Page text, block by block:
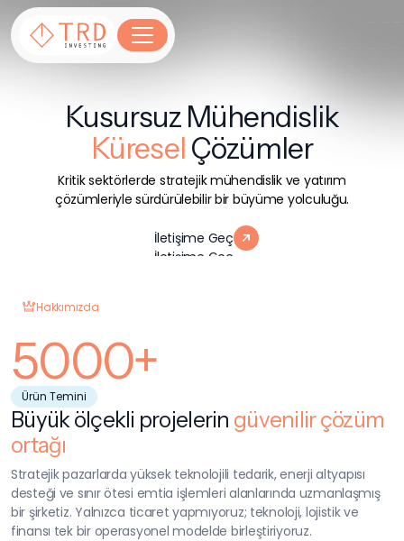
Kusursuz Mühendislik
Küresel Çözümler
Kritik sektörlerde stratejik mühendislik ve yatırım
çözümleriyle sürdürülebilir bir büyüme yolculuğu.
İletişime Geç
İletişime Geç
Hakkımızda
5000+
Ürün Temini
Büyük ölçekli projelerin güvenilir çözüm
ortağı
Stratejik pazarlarda yüksek teknolojili tedarik, enerji altyapısı
desteği ve sınır ötesi emtia işlemleri alanlarında uzmanlaşmış
bir şirketiz. Yalnızca ticaret yapmıyoruz; teknoloji, lojistik ve
finansı tek bir operasyonel modelde birleştiriyoruz.